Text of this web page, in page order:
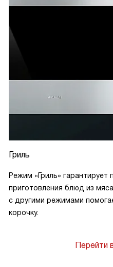
Гриль
Режим «Гриль» гарантирует
приготовления блюд из
с другими режимами
корочку.
Перейти